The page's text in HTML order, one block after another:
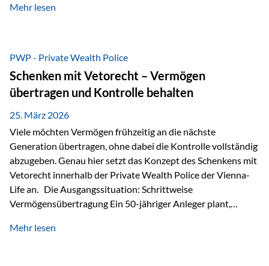
monarchischen Elementen basiert. Diese Struktur schafft
und Unternehmen. Ein wesentliches Merkmal ist die
Staatsfinanzierung: Liechtenstein weist keine
Staatsschulden auf, und der Schutz der wirtschaftlichen
Interessen der Bevölkerung ist in der Verfassung verankert.
Besonders hervorzuheben ist hierbei Artikel 14 der
liechtensteinischen Verfassung. Darin…
Mehr lesen
PWP - Private Wealth Police
Schenken mit Vetorecht – Vermögen
übertragen und Kontrolle behalten
25. März 2026
Viele möchten Vermögen frühzeitig an die nächste
Generation übertragen, ohne dabei die Kontrolle vollständig
abzugeben. Genau hier setzt das Konzept des Schenkens mit
Vetorecht innerhalb der Private Wealth Police der Vienna-
Life an. Die Ausgangssituation: Schrittweise
Vermögensübertragung Ein 50-jähriger Anleger plant,
der steuerliche Freibetrag optimal genutzt werden, sondern
Mehr lesen